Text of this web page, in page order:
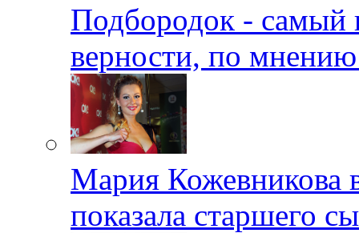
Подбородок - самый
верности, по
Мария Кожевникова
показала старшего